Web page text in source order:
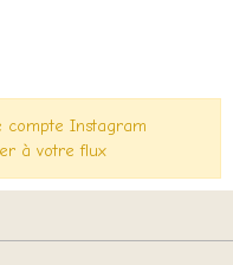
compte Instagram
à votre flux